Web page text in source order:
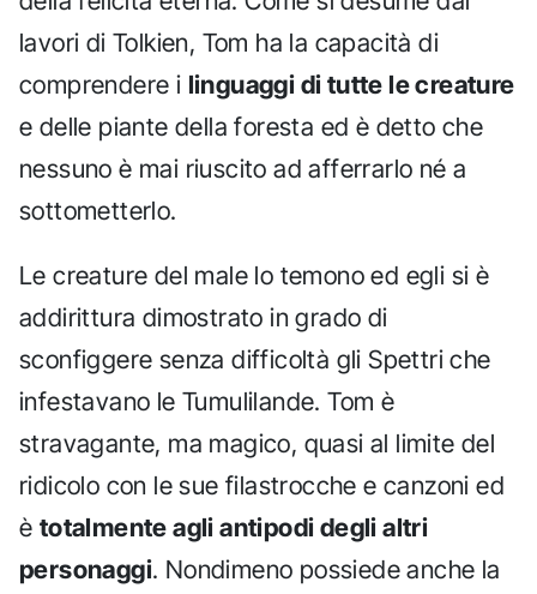
lavori di Tolkien, Tom ha la capacità di
comprendere i linguaggi di tutte le creature
e delle piante della foresta ed è detto che
nessuno è mai riuscito ad afferrarlo né a
sottometterlo.
Le creature del male lo temono ed egli si è
addirittura dimostrato in grado di
sconfiggere senza difficoltà gli Spettri che
infestavano le Tumulilande. Tom è
stravagante, ma magico, quasi al limite del
ridicolo con le sue filastrocche e canzoni ed
è totalmente agli antipodi degli altri
personaggi. Nondimeno possiede anche la